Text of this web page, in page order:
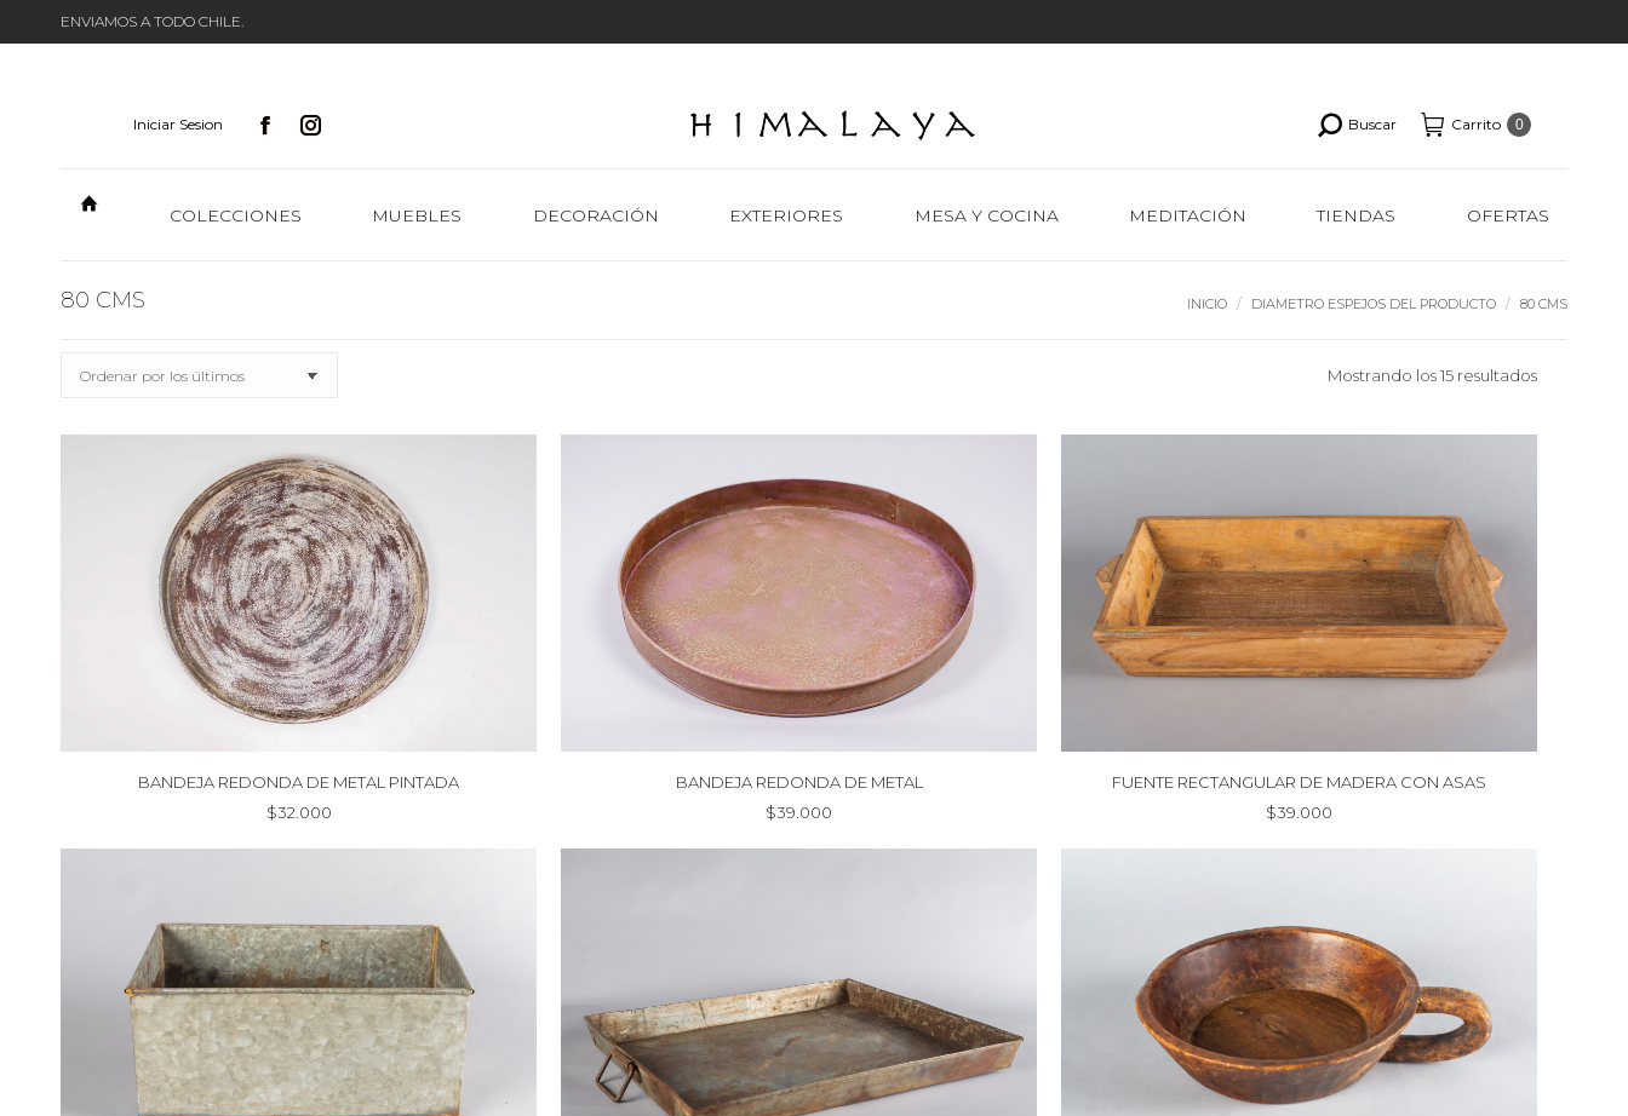
ENVIAMOS A TODO CHILE.
Iniciar Sesion Buscar Carrito 0
COLECCIONES MUEBLES DECORACIÓN EXTERIORES MESA Y COCINA MEDITACIÓN TIENDAS OFERTAS
80 CMS Estás aquí:
INICIO DIAMETRO ESPEJOS DEL PRODUCTO 80 CMS
Mostrando los 15 resultadosOrdenado
BANDEJA REDONDA DE METAL PINTADA
$32.000
BANDEJA REDONDA DE METAL
$39.000
FUENTE RECTANGULAR DE MADERA CON ASAS
$39.000